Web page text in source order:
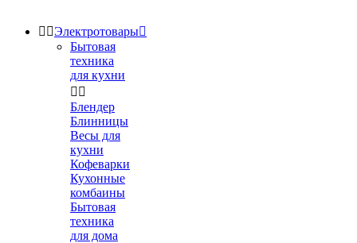
 Электротовары
Бытовая
техника
для кухни
 
Блендер
Блинницы
Весы для
кухни
Кофеварки
Кухонные
комбаины
Бытовая
техника
для дома